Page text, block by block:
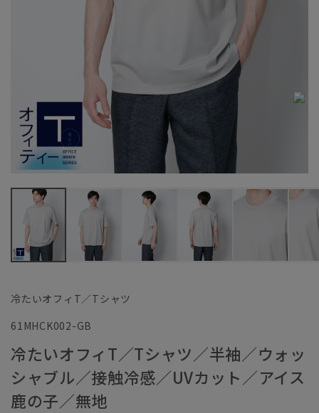
冷たいオフィT／Tシャツ
61MHCK002-GB
冷たいオフィT／Tシャツ／半袖／ウォッ
シャブル／接触冷感／UVカット／アイス
鹿の子／無地